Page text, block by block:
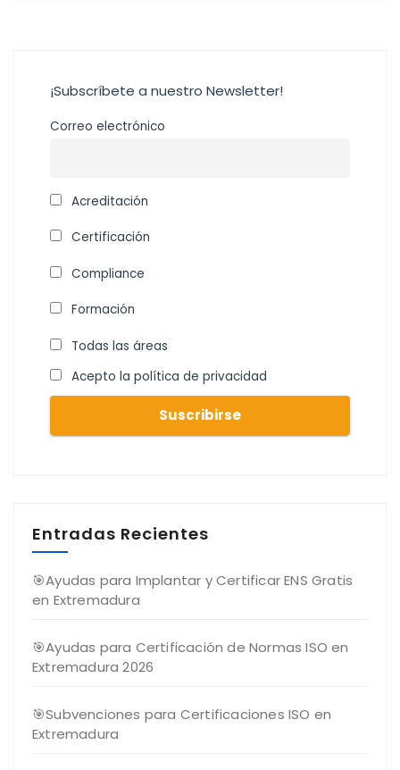
¡Subscríbete a nuestro Newsletter!
Correo electrónico
Acreditación
Certificación
Compliance
Formación
Todas las áreas
Acepto la política de privacidad
Entradas Recientes
🎯Ayudas para Implantar y Certificar ENS Gratis
en Extremadura
🎯Ayudas para Certificación de Normas ISO en
Extremadura 2026
🎯Subvenciones para Certificaciones ISO en
Extremadura